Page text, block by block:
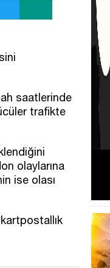
saatlerinde
trafikte
olaylarına
ise olası